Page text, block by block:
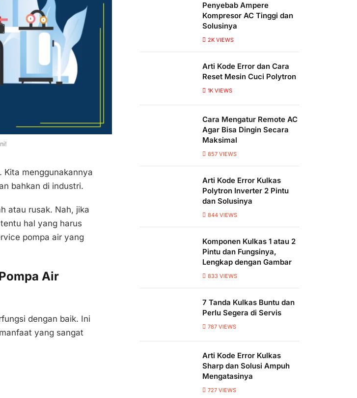
Kita menggunakannya
bahkan di industri.
atau rusak. Nah, jika
hal yang harus
pompa air yang
Air
dengan baik. Ini
yang sangat
Penyebab Ampere
Kompresor AC Tinggi dan
Solusinya
2K VIEWS
Arti Kode Error dan Cara
Reset Mesin Cuci Polytron
1K VIEWS
Cara Mengatur Remote AC
Agar Bisa Dingin Secara
Maksimal
857 VIEWS
Arti Kode Error Kulkas
Polytron Inverter 2 Pintu
dan Solusinya
844 VIEWS
Komponen Kulkas 1 atau 2
Pintu dan Fungsinya,
Lengkap dengan Gambar
833 VIEWS
7 Tanda Kulkas Buntu dan
Perlu Segera di Servis
787 VIEWS
Arti Kode Error Kulkas
Sharp dan Solusi Ampuh
Mengatasinya
727 VIEWS